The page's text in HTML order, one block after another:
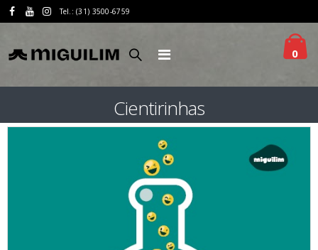
Tel.: (31) 3500-6759
0
Cientirinhas